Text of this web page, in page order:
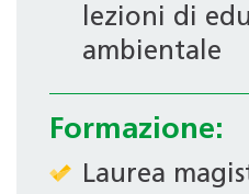
lezioni di
ambientale
Formazione:
Laurea